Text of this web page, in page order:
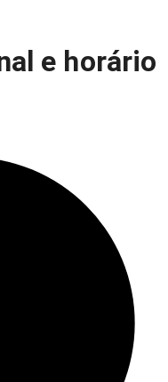
e horário